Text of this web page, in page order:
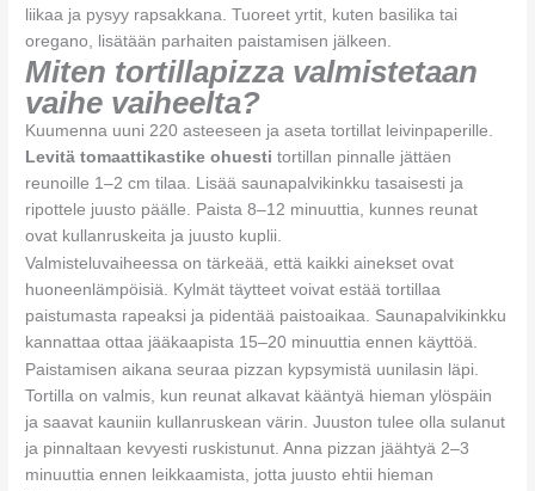
liikaa ja pysyy rapsakkana. Tuoreet yrtit, kuten basilika tai
oregano, lisätään parhaiten paistamisen jälkeen.
Miten tortillapizza valmistetaan
vaihe vaiheelta?
Kuumenna uuni 220 asteeseen ja aseta tortillat leivinpaperille.
Levitä tomaattikastike ohuesti tortillan pinnalle jättäen
reunoille 1–2 cm tilaa. Lisää saunapalvikinkku tasaisesti ja
ripottele juusto päälle. Paista 8–12 minuuttia, kunnes reunat
ovat kullanruskeita ja juusto kuplii.
Valmisteluvaiheessa on tärkeää, että kaikki ainekset ovat
huoneenlämpöisiä. Kylmät täytteet voivat estää tortillaa
paistumasta rapeaksi ja pidentää paistoaikaa. Saunapalvikinkku
kannattaa ottaa jääkaapista 15–20 minuuttia ennen käyttöä.
Paistamisen aikana seuraa pizzan kypsymistä uunilasin läpi.
Tortilla on valmis, kun reunat alkavat kääntyä hieman ylöspäin
ja saavat kauniin kullanruskean värin. Juuston tulee olla sulanut
ja pinnaltaan kevyesti ruskistunut. Anna pizzan jäähtyä 2–3
minuuttia ennen leikkaamista, jotta juusto ehtii hieman